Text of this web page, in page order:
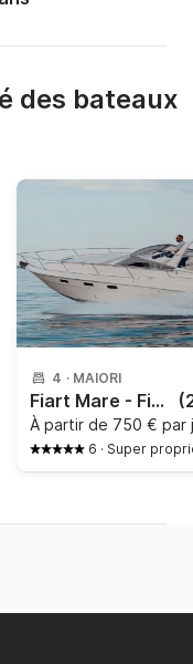
des bateaux
4 · MAIORI
Fiart Mare - Fiart 30
À partir de 750 € par
6 · Super